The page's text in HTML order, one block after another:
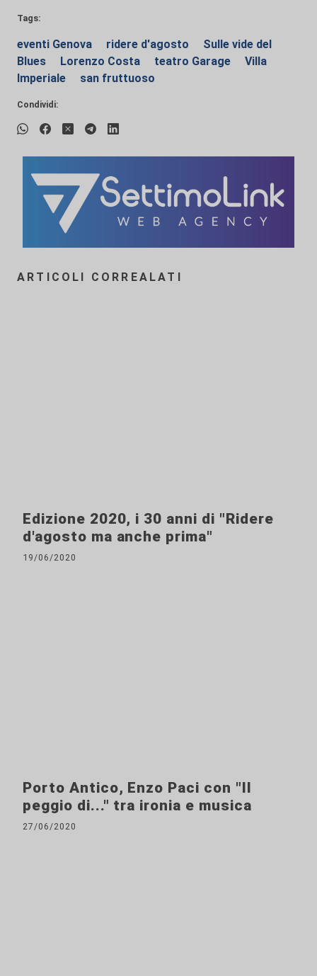
Tags:
eventi Genova ridere d'agosto
Sulle vide del
Blues
Lorenzo Costa teatro Garage
Villa
Imperiale
san fruttuoso
Condividi:
ARTICOLI CORREALATI
Edizione 2020, i 30 anni di "Ridere
d'agosto ma anche prima"
19/06/2020
Porto Antico, Enzo Paci con "Il
peggio di..." tra ironia e musica
27/06/2020